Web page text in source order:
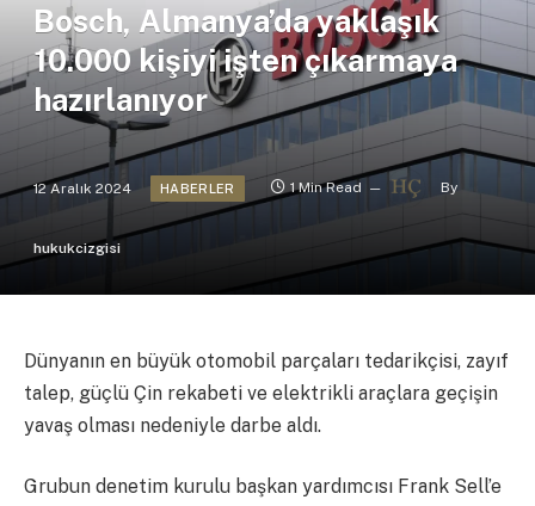
Bosch, Almanya’da yaklaşık
10.000 kişiyi işten çıkarmaya
hazırlanıyor
12 Aralık 2024 HABERLER 1 Min Read By
hukukcizgisi
Dünyanın en büyük otomobil parçaları tedarikçisi, zayıf
talep, güçlü Çin rekabeti ve elektrikli araçlara geçişin
yavaş olması nedeniyle darbe aldı.
Grubun denetim kurulu başkan yardımcısı Frank Sell’e